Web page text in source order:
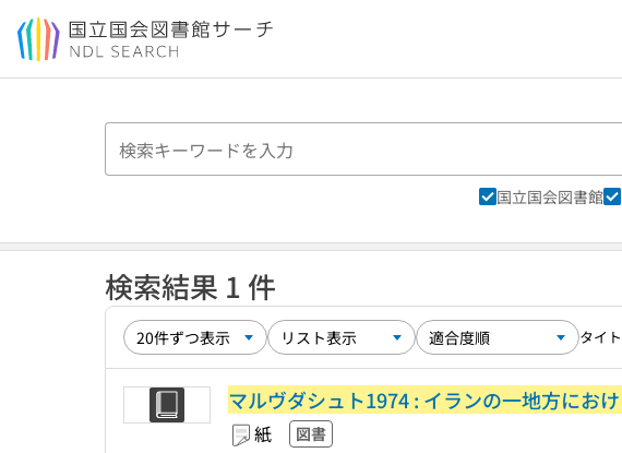
本文へ移動
国立国会図書館
検索結果 1 件
タイ
マルヴダシュト1974 : イランの一地方にお
紙 図書